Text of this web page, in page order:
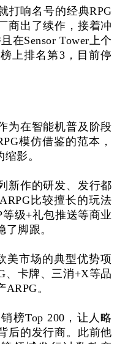
打响名号的经典RPG
商出了续作，接着冲
在Sensor Tower上个
上排名第3，目前停
为在智能机普及阶段
模仿借鉴的范本，
影。
新作的研发、发行都
比较擅长的玩法
级+礼包推送等商业
脚跟。
美市场的典型优势项
、卡牌、三消+X等品
。
榜Top 200，让人略
后的发行商。此前他